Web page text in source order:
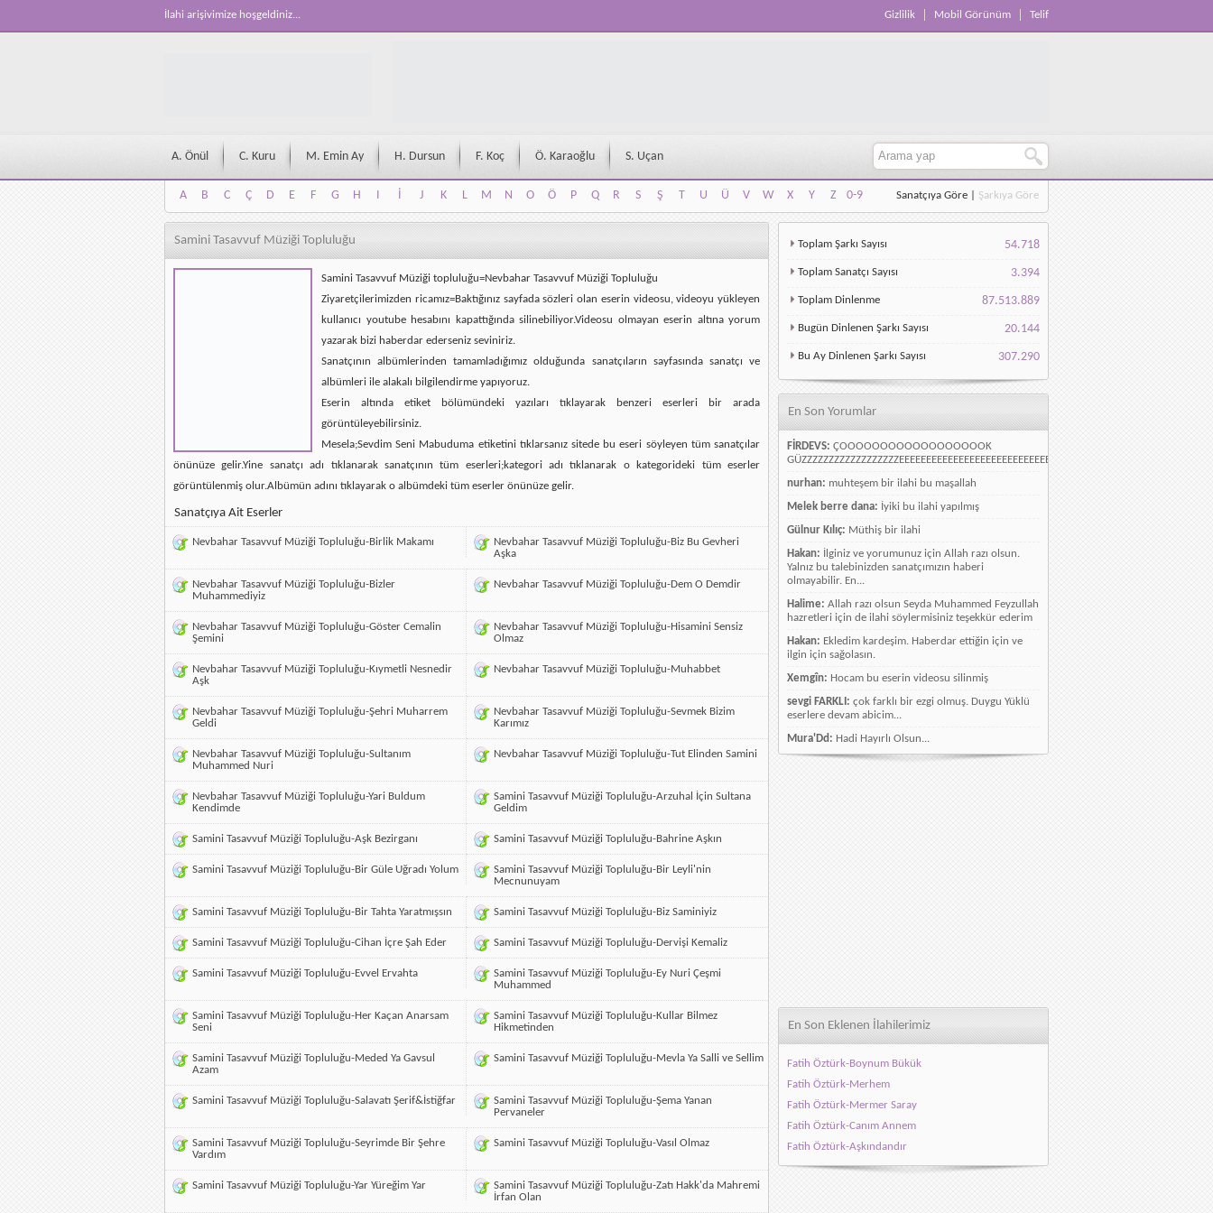
İlahi arişivimize hoşgeldiniz... Gizlilik Mobil Görünüm Telif
A. Önül C. Kuru M. Emin Ay H. Dursun F. Koç Ö. Karaoğlu S. Uçan
A B C Ç D E F G H I İ J K L M N O Ö P Q R S Ş T U Ü V W X Y Z
0-9
A
B C Ç D E F G H I İ J K L M N O Ö P Q R S Ş T U Ü V W X Y Z 0-9
Sanatçıya Göre Şarkıya Göre
Samini Tasavvuf Müziği Topluluğu
Samini Tasavvuf Müziği topluluğu=Nevbahar Tasavvuf Müziği Topluluğu
Ziyaretçilerimizden ricamız=Baktığınız sayfada sözleri olan eserin videosu, videoyu yükleyen
kullanıcı youtube hesabını kapattığında silinebiliyor.Videosu olmayan eserin altına yorum
yazarak bizi haberdar ederseniz seviniriz.
Sanatçının albümlerinden tamamladığımız olduğunda sanatçıların sayfasında sanatçı ve
albümleri ile alakalı bilgilendirme yapıyoruz.
Eserin altında etiket bölümündeki yazıları tıklayarak benzeri eserleri bir arada
görüntüleyebilirsiniz.
Mesela;Sevdim Seni Mabuduma etiketini tıklarsanız sitede bu eseri söyleyen tüm sanatçılar
önünüze gelir.Yine sanatçı adı tıklanarak sanatçının tüm eserleri;kategori adı tıklanarak o kategorideki tüm eserler
görüntülenmiş olur.Albümün adını tıklayarak o albümdeki tüm eserler önünüze gelir.
Sanatçıya Ait Eserler
Nevbahar Tasavvuf Müziği Topluluğu-Birlik Makamı
Nevbahar Tasavvuf Müziği Topluluğu-Biz Bu Gevheri
Aşka
Nevbahar Tasavvuf Müziği Topluluğu-Bizler
Muhammediyiz
Nevbahar Tasavvuf Müziği Topluluğu-Dem O Demdir
Nevbahar Tasavvuf Müziği Topluluğu-Göster Cemalin
Şemini
Nevbahar Tasavvuf Müziği Topluluğu-Hisamini Sensiz
Olmaz
Nevbahar Tasavvuf Müziği Topluluğu-Kıymetli Nesnedir
Aşk
Nevbahar Tasavvuf Müziği Topluluğu-Muhabbet
Nevbahar Tasavvuf Müziği Topluluğu-Şehri Muharrem
Geldi
Nevbahar Tasavvuf Müziği Topluluğu-Sevmek Bizim
Karımız
Nevbahar Tasavvuf Müziği Topluluğu-Sultanım
Muhammed Nuri
Nevbahar Tasavvuf Müziği Topluluğu-Tut Elinden Samini
Nevbahar Tasavvuf Müziği Topluluğu-Yari Buldum
Kendimde
Samini Tasavvuf Müziği Topluluğu-Arzuhal İçin Sultana
Geldim
Samini Tasavvuf Müziği Topluluğu-Aşk Bezirganı Samini Tasavvuf Müziği Topluluğu-Bahrine Aşkın
Samini Tasavvuf Müziği Topluluğu-Bir Güle Uğradı Yolum
Samini Tasavvuf Müziği Topluluğu-Bir Leyli'nin
Mecnunuyam
Samini Tasavvuf Müziği Topluluğu-Bir Tahta Yaratmışsın Samini Tasavvuf Müziği Topluluğu-Biz Saminiyiz
Samini Tasavvuf Müziği Topluluğu-Cihan İçre Şah Eder Samini Tasavvuf Müziği Topluluğu-Dervişi Kemaliz
Samini Tasavvuf Müziği Topluluğu-Evvel Ervahta
Samini Tasavvuf Müziği Topluluğu-Ey Nuri Çeşmi
Muhammed
Samini Tasavvuf Müziği Topluluğu-Her Kaçan Anarsam
Seni
Samini Tasavvuf Müziği Topluluğu-Kullar Bilmez
Hikmetinden
Samini Tasavvuf Müziği Topluluğu-Meded Ya Gavsul
Azam
Samini Tasavvuf Müziği Topluluğu-Mevla Ya Salli ve Sellim
Samini Tasavvuf Müziği Topluluğu-Salavatı Şerif&İstiğfar
Samini Tasavvuf Müziği Topluluğu-Şema Yanan
Pervaneler
Samini Tasavvuf Müziği Topluluğu-Seyrimde Bir Şehre
Vardım
Samini Tasavvuf Müziği Topluluğu-Vasıl Olmaz
Samini Tasavvuf Müziği Topluluğu-Yar Yüreğim Yar
Samini Tasavvuf Müziği Topluluğu-Zatı Hakk'da Mahremi
İrfan Olan
Toplam Şarkı Sayısı 54.718
Toplam Sanatçı Sayısı 3.394
Toplam Dinlenme 87.513.889
Bugün Dinlenen Şarkı Sayısı 20.144
Bu Ay Dinlenen Şarkı Sayısı 307.290
En Son Yorumlar
FİRDEVS: ÇOOOOOOOOOOOOOOOOOOK
GÜZZZZZZZZZZZZZZZZZZEEEEEEEEEEEEEEEEEEEEEEEEEEEEELLLLLLLLLLLLLLLLLLLLLLLL
nurhan: muhteşem bir ilahi bu maşallah
Melek berre dana: İyiki bu ilahi yapılmış
Gülnur Kılıç: Müthiş bir ilahi
Hakan: İlginiz ve yorumunuz için Allah razı olsun.
Yalnız bu talebinizden sanatçımızın haberi
olmayabilir. En...
Halime: Allah razı olsun Seyda Muhammed Feyzullah
hazretleri için de ilahi söylermisiniz teşekkür ederim
Hakan: Ekledim kardeşim. Haberdar ettiğin için ve
ilgin için sağolasın.
Xemgîn: Hocam bu eserin videosu silinmiş
sevgi FARKLI: çok farklı bir ezgi olmuş. Duygu Yüklü
eserlere devam abicim...
Mura'Dd: Hadi Hayırlı Olsun...
En Son Eklenen İlahilerimiz
Fatih Öztürk-Boynum Bükük
Fatih Öztürk-Merhem
Fatih Öztürk-Mermer Saray
Fatih Öztürk-Canım Annem
Fatih Öztürk-Aşkındandır